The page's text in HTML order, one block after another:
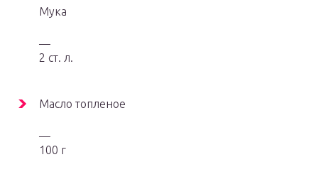
Мука
—
2 ст. л.
Масло топленое
—
100 г